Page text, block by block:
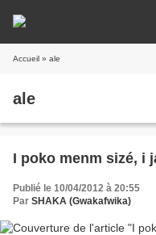
Accueil » ale
ale
I poko menm sizé, i
Publié le 10/04/2012 à 20:55
Par SHAKA (Gwakafwika)